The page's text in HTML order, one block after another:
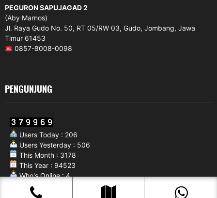
PEGURON SAPUJAGAD 2
(Aby Marnos)
Jl. Raya Gudo No. 50, RT 05/RW 03, Gudo, Jombang, Jawa
Timur 61453
0857-8008-0098
PENGUNJUNG
Users Today : 206
Users Yesterday : 506
This Month : 3178
This Year : 94523
Who's Online : 4